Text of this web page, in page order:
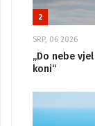
2
SRP, 06 2026
„Do nebe
koni“